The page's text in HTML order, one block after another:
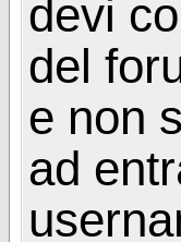
devi
del
e non
ad